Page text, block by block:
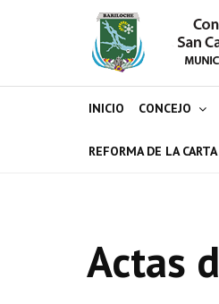
INICIO CONCEJO
REFORMA DE LA
Actas